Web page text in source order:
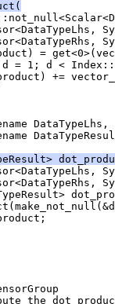
=
= 1; d <
+=
the dot